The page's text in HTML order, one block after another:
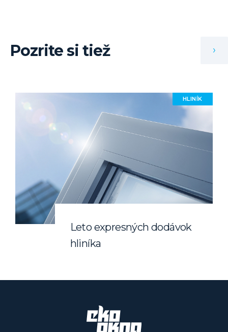
Pozrite si tiež
Leto expresných dodávok
hliníka
HLINÍK
›